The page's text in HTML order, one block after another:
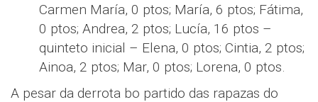
Carmen María, 0 ptos; María, 6 ptos; Fátima,
0 ptos; Andrea, 2 ptos; Lucía, 16 ptos –
quinteto inicial – Elena, 0 ptos; Cintia, 2 ptos;
Ainoa, 2 ptos; Mar, 0 ptos; Lorena, 0 ptos.
A pesar da derrota bo partido das rapazas do